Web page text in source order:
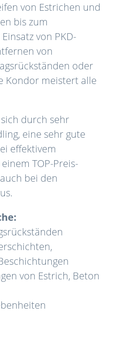
von Estrichen und
bis zum
von PKD-
von
rückständen oder
Kondor meistert alle
durch sehr
eine sehr gute
effektivem
TOP-Preis-
bei den
von Estrich, Beton